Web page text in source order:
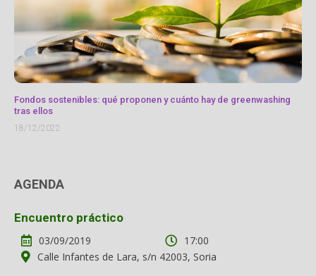
Fondos sostenibles: qué proponen y cuánto hay de greenwashing
tras ellos
18/12/2022
AGENDA
Encuentro práctico
03/09/2019
17:00
Calle Infantes de Lara, s/n 42003, Soria